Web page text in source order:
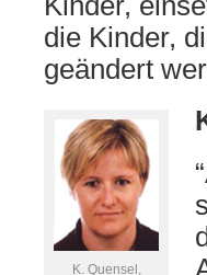
die Kinder,
geändert
K. Quensel,